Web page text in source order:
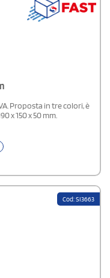
Proposta in tre colori, è
x 150 x 50 mm.
Cod: SI3663